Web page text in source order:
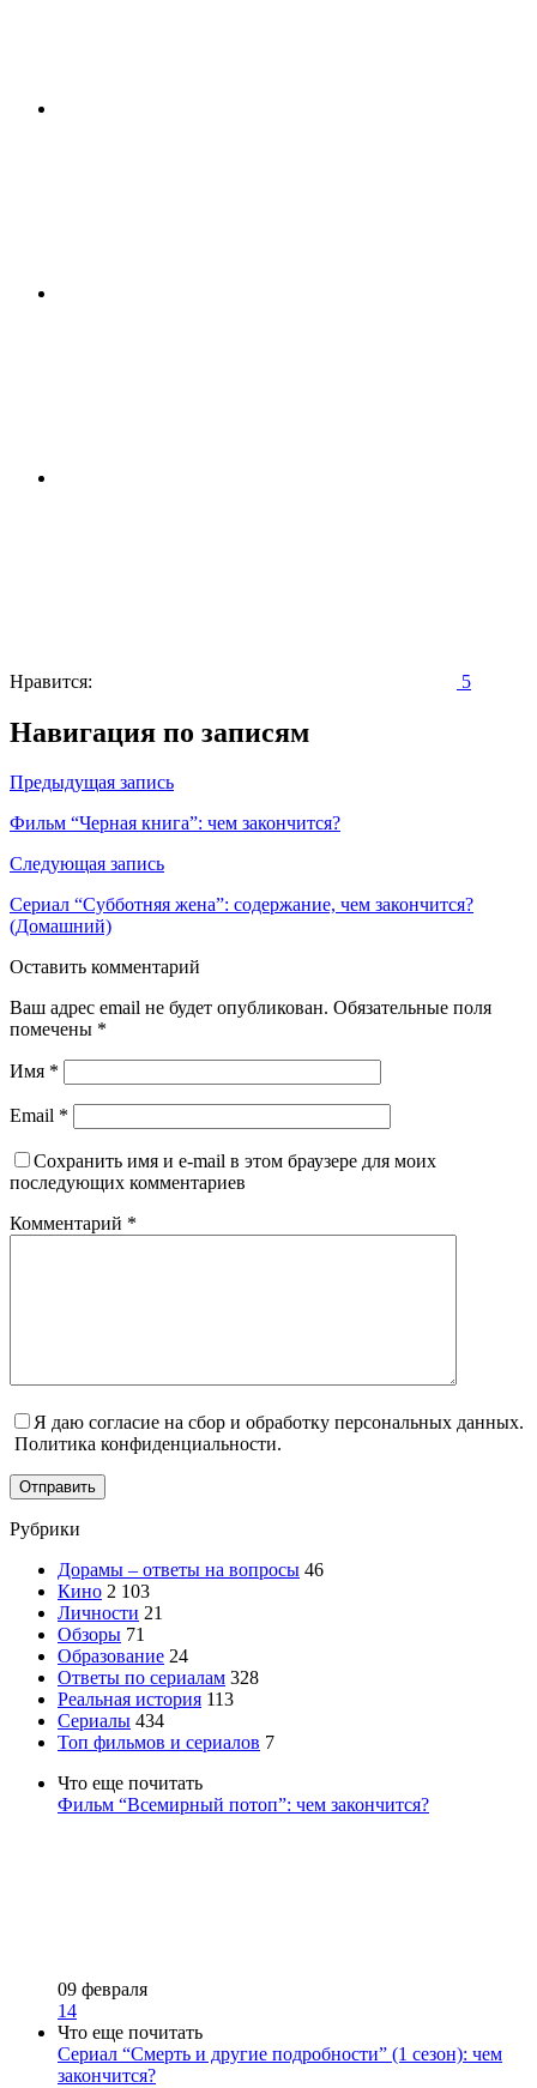
Нравится: 5
Навигация по записям
Предыдущая запись
Фильм “Черная книга”: чем закончится?
Следующая запись
Сериал “Субботняя жена”: содержание, чем закончится?
(Домашний)
Оставить комментарий
Ваш адрес email не будет опубликован. Обязательные поля
помечены *
Имя *
Email *
Сохранить имя и e-mail в этом браузере для моих
последующих комментариев
Комментарий *
Я даю согласие на сбор и обработку персональных данных.
Политика конфиденциальности.
Отправить
Рубрики
Дорамы – ответы на вопросы 46
Кино 2 103
Личности 21
Обзоры 71
Образование 24
Ответы по сериалам 328
Реальная история 113
Сериалы 434
Топ фильмов и сериалов 7
Что еще почитать
Фильм “Всемирный потоп”: чем закончится?
09 февраля
14
Что еще почитать
Сериал “Смерть и другие подробности” (1 сезон): чем
закончится?